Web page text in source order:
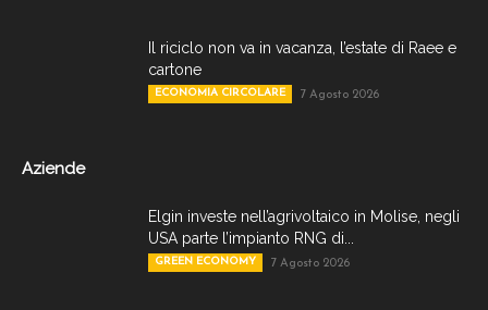
Il riciclo non va in vacanza, l’estate di Raee e
cartone
ECONOMIA CIRCOLARE 7 Agosto 2026
Aziende
Elgin investe nell’agrivoltaico in Molise, negli
USA parte l’impianto RNG di...
GREEN ECONOMY 7 Agosto 2026